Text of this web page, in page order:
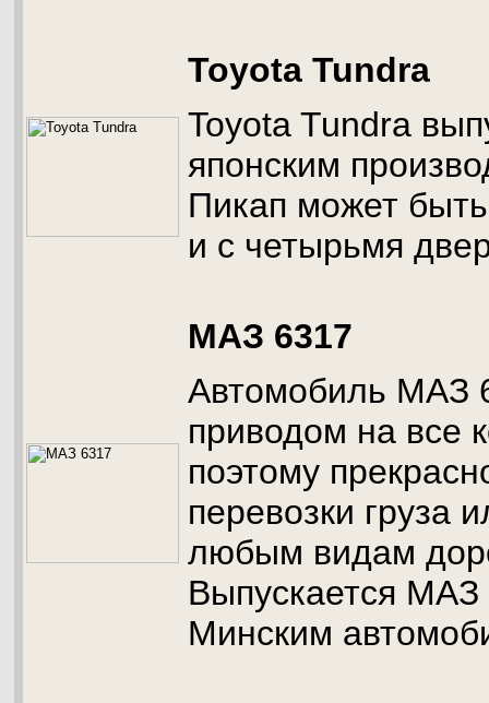
Toyota Tundra
Toyota Tundra
японским
Пикап может
и с четырьмя
МАЗ 6317
Автомобиль МАЗ
приводом на все
поэтому
перевозки груза
любым видам
Выпускается МАЗ
Минским